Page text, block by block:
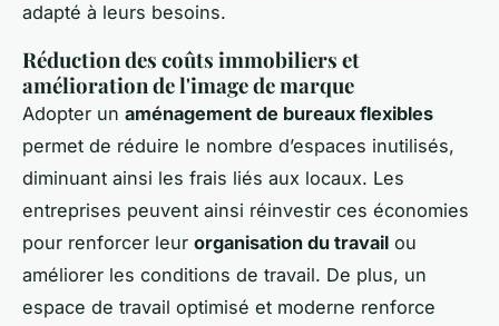
adapté à leurs besoins.
Réduction des coûts immobiliers et
amélioration de l'image de marque
Adopter un aménagement de bureaux flexibles
permet de réduire le nombre d’espaces inutilisés,
diminuant ainsi les frais liés aux locaux. Les
entreprises peuvent ainsi réinvestir ces économies
pour renforcer leur organisation du travail ou
améliorer les conditions de travail. De plus, un
espace de travail optimisé et moderne renforce